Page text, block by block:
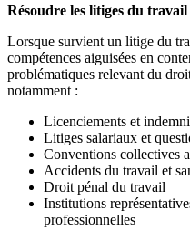
Résoudre les litiges du
Lorsque survient un litige du
compétences aiguisées en
problématiques relevant du
notamment :
Licenciements et
Litiges salariaux et
Conventions collectives
Accidents du travail et
Droit pénal du travail
Institutions
professionnelles